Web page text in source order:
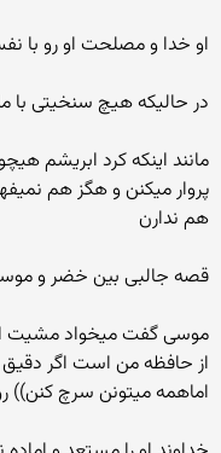
او خدا و مصلحت او رو با
در حالیکه هیچ سنخیتی با
مانند اینکه کرد ابریشم
پروار میکنن و هگز هم
هم ندارن
قصه جالبی بین خضر و
موسی گفت میخواد مشیت
از حافظه من است اگر
اماهمه میتونن سرچ کنن))